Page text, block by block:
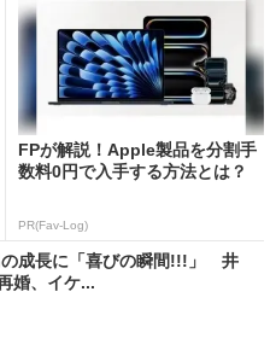
FPが解説！Apple製品を分割手
数料0円で入手する方法とは？
PR(Fav-Log)
の成長に「喜びの瞬間!!!」 井
婚、イケ...